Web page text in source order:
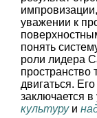
уважении к
понять
роли лидера
пространство
двигаться.
заключается
культуруи